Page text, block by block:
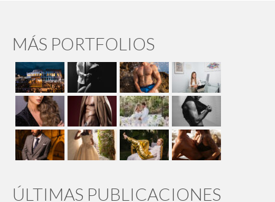
MÁS PORTFOLIOS
ÚLTIMAS PUBLICACIONES